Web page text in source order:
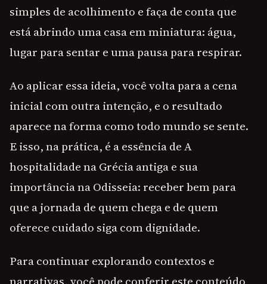
simples de acolhimento e faça de conta que
está abrindo uma casa em miniatura: água,
lugar para sentar e uma pausa para respirar.
Ao aplicar essa ideia, você volta para a cena
inicial com outra intenção, e o resultado
aparece na forma como todo mundo se sente.
E isso, na prática, é a essência de A
hospitalidade na Grécia antiga e sua
importância na Odisseia: receber bem para
que a jornada de quem chega e de quem
oferece cuidado siga com dignidade.
Para continuar explorando contextos e